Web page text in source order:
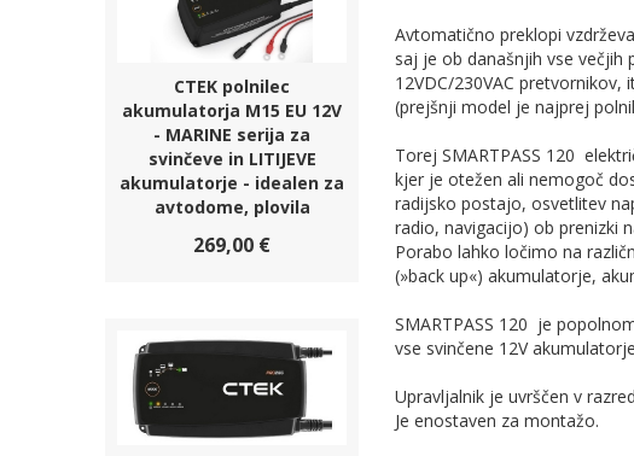
CTEK polnilec
akumulatorja M15 EU 12V
- MARINE serija za
svinčeve in LITIJEVE
akumulatorje - idealen za
avtodome, plovila
269,00 €
Avtomatično preklopi
saj je ob današnjih vse večjih
12VDC/230VAC
(prejšnji model je najprej
Torej SMARTPASS 120
kjer je otežen ali nemogoč
radijsko postajo, osvetlitev
radio, navigacijo) ob prenizki
Porabo lahko ločimo na
(»back up«) akumulatorje,
SMARTPASS 120 je
vse svinčene 12V
Upravljalnik je uvrščen v
Je enostaven za montažo.